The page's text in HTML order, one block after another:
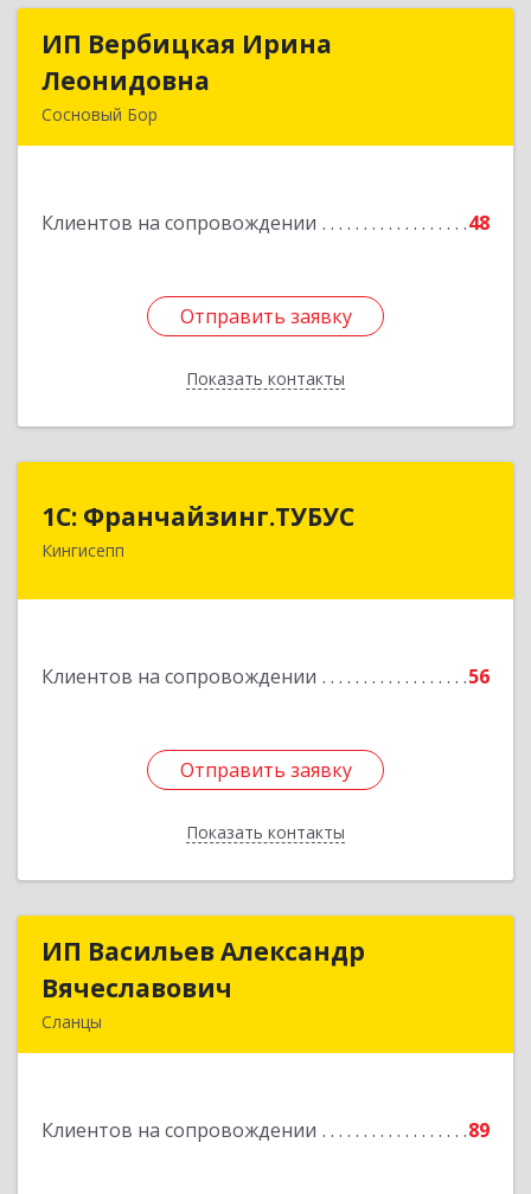
ИП Вербицкая Ирина
Леонидовна
Сосновый Бор
Клиентов на сопровождении 48
Отправить заявку
Показать контакты
ИП Вербицкая Ирина
Подробнее
Отправить заявку
Назад
1С: Франчайзинг.ТУБУС
Кингисепп
Клиентов на сопровождении 56
Отправить заявку
Показать контакты
1С: Франчайзинг.ТУБУС
Отправить заявку
Назад
ИП Васильев Александр
Вячеславович
Сланцы
Клиентов на сопровождении 89
ИП Васильев Александр
Подробнее